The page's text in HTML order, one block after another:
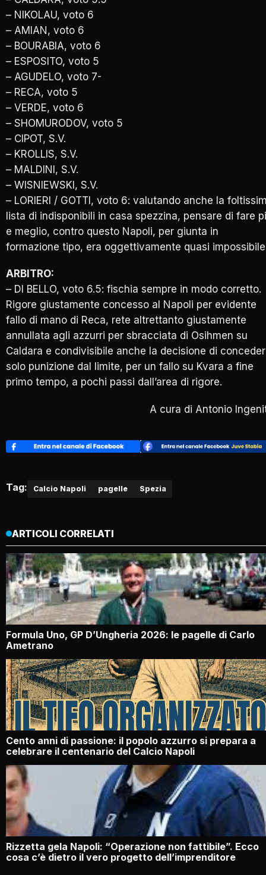
– NIKOLAU, voto 6
– AMIAN, voto 6
– BOURABIA, voto 6
– ESPOSITO, voto 5
– AGUDELO, voto 7-
– RECA, voto 5
– VERDE, voto 6
– SHOMURODOV, voto 5
– CIPOT, S.V.
– KROLLIS, S.V.
– MALDINI, S.V.
– WISNIEWSKI, S.V.
– LORIERI / GOTTI, voto 6: valutando anche la
lista di indisponibili in casa spezzina, pensare di fare
e meglio, contro questo Napoli, per giunta in
formazione tipo, era oggettivamente quasi
ARBITRO:
– DI BELLO, voto 6.5: fischia sempre in modo corretto.
Rigore giustamente concesso al Napoli per evidente
fallo di mano di Reca, rete altrettanto giustamente
annullata agli azzurri per sbracciata di Osihmen su
Caldara e condivisibile anche la decisione di
solo punizione dal limite, per un fallo su Kvara a fine
primo tempo, a pochi passi dall’area di rigore.
A cura di Antonio
Tag: Calcio Napoli pagelle Spezia
ARTICOLI CORRELATI
Formula Uno, GP D’Ungheria 2026: le pagelle di Carlo
Ametrano
Cento anni di passione: il popolo azzurro si prepara a
celebrare il centenario del Calcio Napoli
Rizzetta gela Napoli: “Operazione non fattibile”. Ecco
cosa c’è dietro il vero progetto dell’imprenditore